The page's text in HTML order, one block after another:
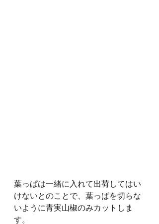
葉っぱは一緒に入れて出荷してはい
けないとのことで、葉っぱを切らな
いように青実山椒のみカットしま
す。